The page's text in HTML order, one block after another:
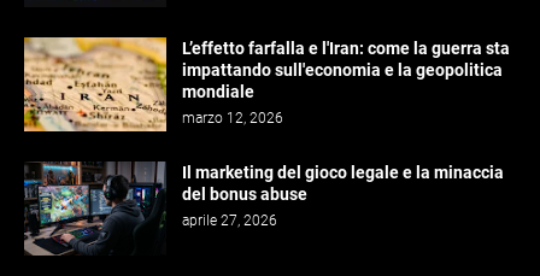
L’effetto farfalla e l'Iran: come la guerra sta
impattando sull'economia e la geopolitica
mondiale
marzo 12, 2026
Il marketing del gioco legale e la minaccia
del bonus abuse
aprile 27, 2026